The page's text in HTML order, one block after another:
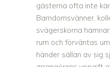
gästerna ofta inte
Barndomsvänner,
svägerskorna
rum och förväntas
händer sällan av sig